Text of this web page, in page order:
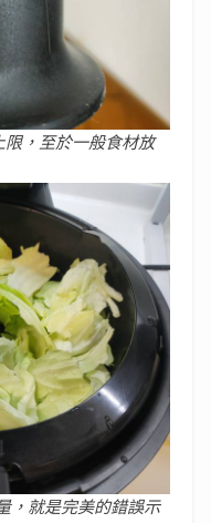
限，至於一般食材放
，就是完美的錯誤示